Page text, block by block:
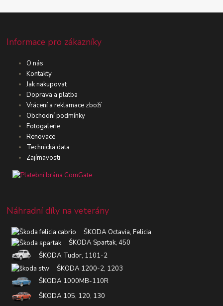
Informace pro zákazníky
O nás
Kontakty
Jak nakupovat
Doprava a platba
Vrácení a reklamace zboží
Obchodní podmínky
Fotogalerie
Renovace
Technická data
Zajímavosti
Náhradní díly na veterány
ŠKODA Octavia, Felicia
ŠKODA Spartak, 450
ŠKODA Tudor, 1101-2
ŠKODA 1200-2, 1203
ŠKODA 1000MB-110R
ŠKODA 105, 120, 130